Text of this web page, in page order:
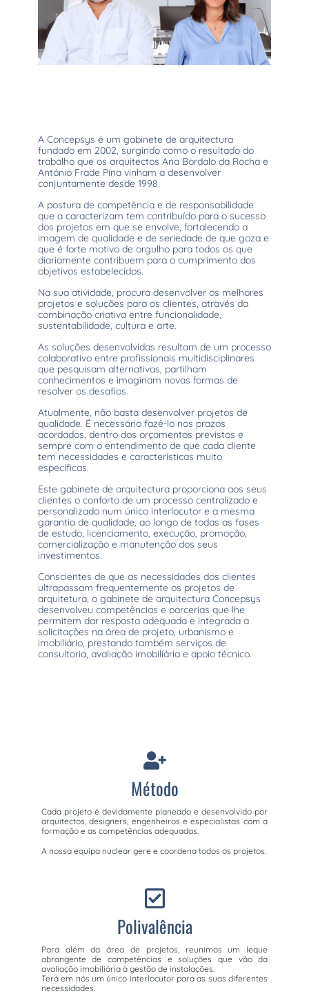
A Concepsys é um gabinete de arquitectura
fundado em 2002, surgindo como o resultado do
trabalho que os arquitectos Ana Bordalo da Rocha e
António Frade Pina vinham a desenvolver
conjuntamente desde 1998.
A postura de competência e de responsabilidade
que a caracterizam tem contribuído para o sucesso
dos projetos em que se envolve, fortalecendo a
imagem de qualidade e de seriedade de que goza e
que é forte motivo de orgulho para todos os que
diariamente contribuem para o cumprimento dos
objetivos estabelecidos.
Na sua atividade, procura desenvolver os melhores
projetos e soluções para os clientes, através da
combinação criativa entre funcionalidade,
sustentabilidade, cultura e arte.
As soluções desenvolvidas resultam de um processo
colaborativo entre profissionais multidisciplinares
que pesquisam alternativas, partilham
conhecimentos e imaginam novas formas de
resolver os desafios.
Atualmente, não basta desenvolver projetos de
qualidade. É necessário fazê-lo nos prazos
acordados, dentro dos orçamentos previstos e
sempre com o entendimento de que cada cliente
tem necessidades e características muito
específicas.
Este gabinete de arquitectura proporciona aos seus
clientes o conforto de um processo centralizado e
personalizado num único interlocutor e a mesma
garantia de qualidade, ao longo de todas as fases
de estudo, licenciamento, execução, promoção,
comercialização e manutenção dos seus
investimentos.
Conscientes de que as necessidades dos clientes
ultrapassam frequentemente os projetos de
arquitetura, o gabinete de arquitectura Concepsys
desenvolveu competências e parcerias que lhe
permitem dar resposta adequada e integrada a
solicitações na área de projeto, urbanismo e
imobiliário, prestando também serviços de
consultoria, avaliação imobiliária e apoio técnico.
Método
Cada projeto é devidamente planeado e desenvolvido por
arquitectos, designers, engenheiros e especialistas com a
formação e as competências adequadas.
A nossa equipa nuclear gere e coordena todos os projetos.
Polivalência
Para além da área de projetos, reunimos um leque
abrangente de competências e soluções que vão da
avaliação imobiliária à gestão de instalações.
Terá em nós um único interlocutor para as suas diferentes
necessidades.